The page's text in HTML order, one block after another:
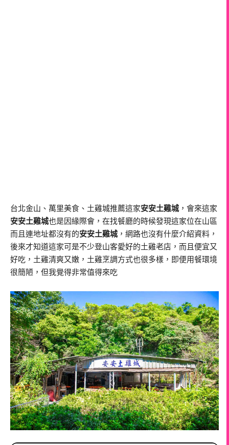
台北金山、萬里美食、土雞城推薦這家安安土雞城，會來這家
安安土雞城也是因緣際會，在找餐廳的時候發現這家位在山區
而且連地址都沒有的安安土雞城，網路也沒有什麼介紹資料，
後來才知道這家可是不少登山客愛好的土雞老店，而且便宜又
好吃，土雞清爽又嫩，土雞烹調方式也很多樣，即便用餐環境
很簡陋，但我覺得非常值得來吃